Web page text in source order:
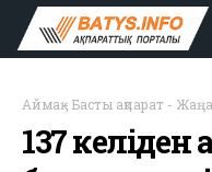
Аймақ- Басты ақпарат -
137 келіден